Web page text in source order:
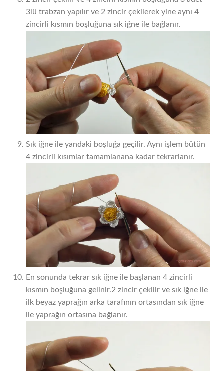
3lü trabzan yapılır ve 2 zincir çekilerek yine aynı 4
zincirli kısmın boşluğuna sık iğne ile bağlanır.
Sık iğne ile yandaki boşluğa geçilir. Aynı işlem bütün
4 zincirli kısımlar tamamlanana kadar tekrarlanır.
En sonunda tekrar sık iğne ile başlanan 4 zincirli
kısmın boşluğuna gelinir.2 zincir çekilir ve sık iğne ile
ilk beyaz yaprağın arka tarafının ortasından sık iğne
ile yaprağın ortasına bağlanır.